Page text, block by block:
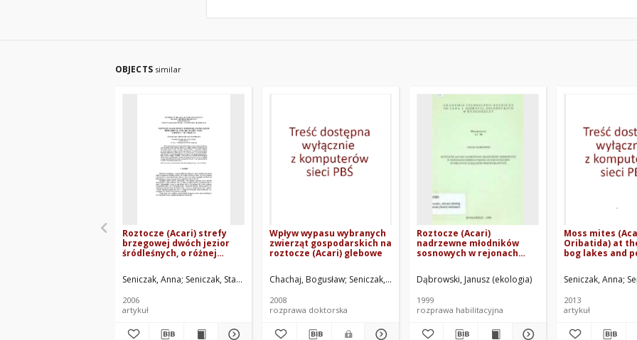
OBJECTS similar
Roztocze (Acari) strefy
brzegowej dwóch jezior
śródleśnych, o różnej
Tucholskich
Seniczak, Anna Seniczak, Stanisław Nowicka, Anna Nowachowicz, Jerzy. Red.
2006
artykuł
Wpływ wypasu wybranych
zwierząt gospodarskich na
roztocze (Acari) glebowe
Chachaj, Bogusław Seniczak, Stanisław. Promotor
2008
rozprawa doktorska
Roztocze (Acari)
nadrzewne młodników
sosnowych w rejonach
zanieczyszczeń wybranych
zakładów przemysłowych
Dąbrowski, Janusz (ekologia)
1999
rozprawa habilitacyjna
Moss mites
Oribatida) at
bog lakes and
Orawa–Nowy-
(Poland)
Seniczak, Anna
2013
artykuł